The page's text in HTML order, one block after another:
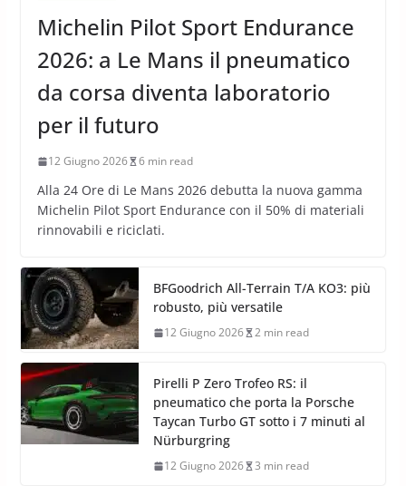
Michelin Pilot Sport Endurance
2026: a Le Mans il pneumatico
da corsa diventa laboratorio
per il futuro
12 Giugno 2026 6 min read
Alla 24 Ore di Le Mans 2026 debutta la nuova gamma
Michelin Pilot Sport Endurance con il 50% di materiali
rinnovabili e riciclati.
BFGoodrich All-Terrain T/A KO3: più
robusto, più versatile
12 Giugno 2026 2 min read
Pirelli P Zero Trofeo RS: il
pneumatico che porta la Porsche
Taycan Turbo GT sotto i 7 minuti al
Nürburgring
12 Giugno 2026 3 min read